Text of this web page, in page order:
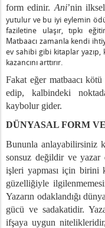
form edinir. Ani’nin
yutulur ve bu iyi eylemin
faziletine ulaşır, tıpkı
Matbaacı zamanla kendi
ev sahibi gibi kitaplar yazıp,
kazancını arttırır.
Fakat eğer matbaacı
edip, kalbindeki
kaybolur gider.
DÜNYASAL FORM
Bununla anlayabilirsiniz
sonsuz değildir ve yazar
işleri yapması için birini
güzelliğiyle
Yazarın odaklandığı
gücü ve sadakatidir.
ifşaya uygun